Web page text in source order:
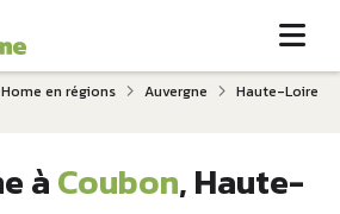
en régions Auvergne
Haute-Loire
àCoubon, Haute-